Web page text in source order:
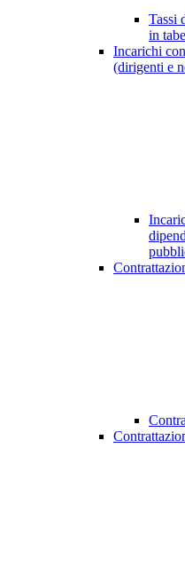
Tassi
in
Incarichi
(dirigenti e